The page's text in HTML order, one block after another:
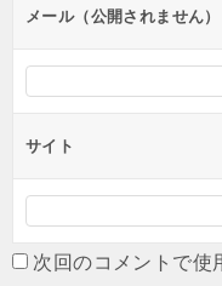
ンメール（公開されません）
サイト
次回のコメントで使